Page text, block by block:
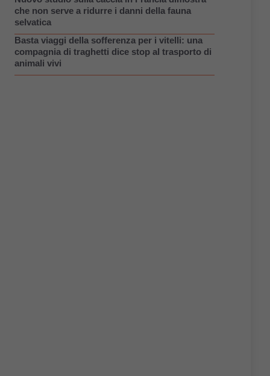
che non serve a ridurre i danni della fauna
selvatica
Basta viaggi della sofferenza per i vitelli: una
compagnia di traghetti dice stop al trasporto di
animali vivi